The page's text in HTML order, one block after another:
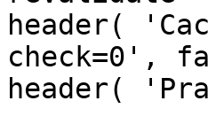
header(
check=0',
header(